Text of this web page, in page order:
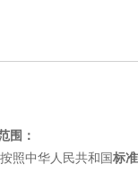
围：
照中华人民共和国 标